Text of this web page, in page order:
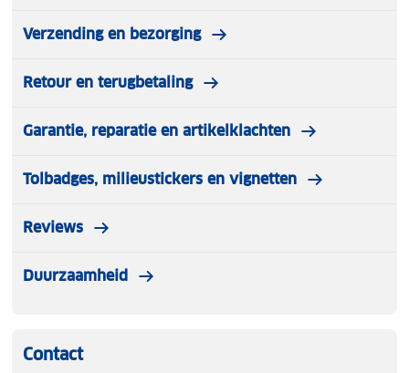
Verzending en bezorging
Retour en terugbetaling
Garantie, reparatie en artikelklachten
Tolbadges, milieustickers en vignetten
Reviews
Duurzaamheid
Contact